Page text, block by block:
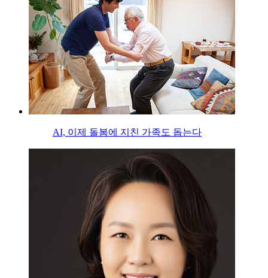
AI, 이제 돌봄에 지친 가족도 돕는다